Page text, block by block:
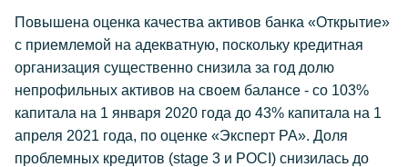
Повышена оценка качества активов банка «Открытие»
с приемлемой на адекватную, поскольку кредитная
организация существенно снизила за год долю
непрофильных активов на своем балансе - со 103%
капитала на 1 января 2020 года до 43% капитала на 1
апреля 2021 года, по оценке «Эксперт РА». Доля
проблемных кредитов (stage 3 и POCI) снизилась до